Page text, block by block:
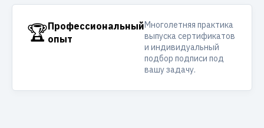
🏆Профессиональный
опыт
Многолетняя практика
выпуска сертификатов
и индивидуальный
подбор подписи под
вашу задачу.